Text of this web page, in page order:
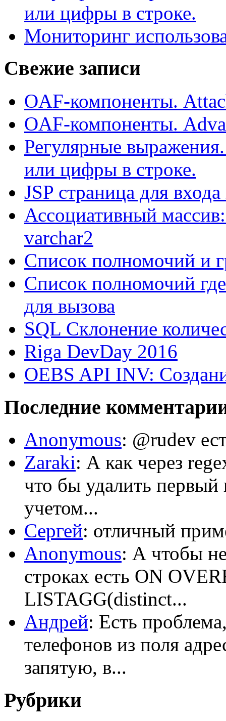
или цифры в строке.
Мониторинг
Свежие записи
OAF-компоненты.
OAF-компоненты.
Регулярные
или цифры в строке.
JSP страница для
Ассоциативный
varchar2
Список полномочий и
Список полномочий
для вызова
SQL Склонение
Riga DevDay 2016
OEBS API INV:
Последние
Anonymous: @rudev
Zaraki: А как через
что бы удалить первый
учетом...
Сергей: отличный
Anonymous: А чтобы
строках есть ON
LISTAGG(distinct...
Андрей: Есть
телефонов из поля
запятую, в...
Рубрики